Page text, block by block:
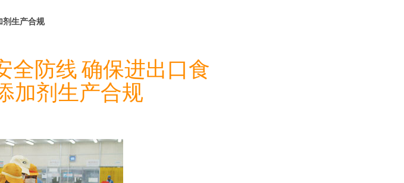
剂生产合规
全防线 确保进出口食
加剂生产合规